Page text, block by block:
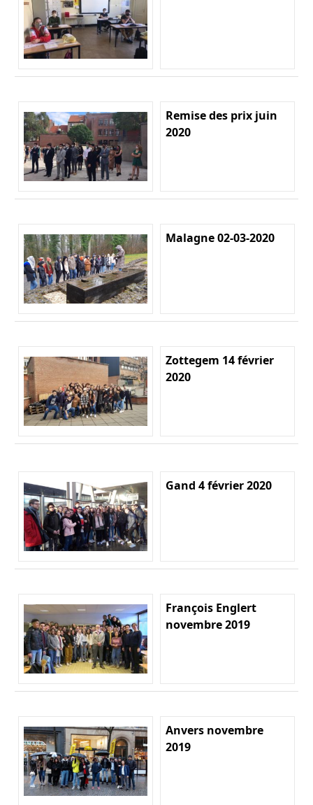
Remise des prix juin
2020
Malagne 02-03-2020
Zottegem 14 février
2020
Gand 4 février 2020
François Englert
novembre 2019
Anvers novembre
2019